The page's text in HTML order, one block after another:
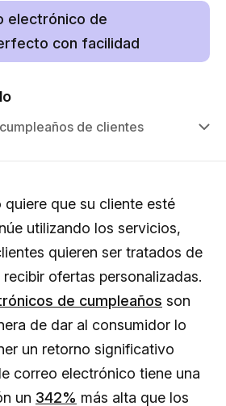
electrónico de
con facilidad
de clientes
que su cliente esté
utilizando los servicios,
quieren ser tratados de
ofertas personalizadas.
de cumpleaños son
de dar al consumidor lo
un retorno significativo
correo electrónico tiene una
un 342% más alta que los